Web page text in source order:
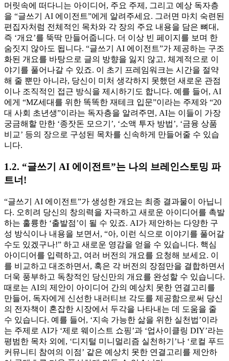
머릿속에 떠다니는 아이디어, 주요 주제, 그리고 예상 독자층
을 “글쓰기 AI 에이전트”에게 알려주세요. 그러면 마치 숙련된
편집자처럼 전체적인 목차와 각 장의 주요 내용을 담은 뼈대,
즉 ‘개요’를 뚝딱 만들어줍니다. 더 이상 빈 페이지를 보며 한
숨짓지 않아도 됩니다. “글쓰기 AI 에이전트”가 제공하는 구조
화된 개요를 바탕으로 글의 방향을 잃지 않고, 체계적으로 이
야기를 풀어나갈 수 있죠. 이 초기 프레임워크는 시간을 절약
해 줄 뿐만 아니라, 당신이 미처 생각하지 못했던 새로운 관점
이나 조직적인 접근 방식을 제시하기도 합니다. 예를 들어, AI
에게 “MZ세대를 위한 똑똑한 재테크 입문”이라는 주제와 “20
대 사회 초년생”이라는 독자층을 알려주면, AI는 이들이 가장
궁금해할 만한 ‘종잣돈 모으기’, ‘소액 투자 방법’, ‘금융 상품
비교’ 등의 장으로 구성된 목차를 신속하게 만들어줄 수 있습
니다.
1.2. “글쓰기 AI 에이전트”는 나의 브레인스토밍 파
트너!
“글쓰기 AI 에이전트”가 생성한 개요는 최종 결과물이 아닙니
다. 오히려 당신의 창의력을 자극하고 새로운 아이디어를 촉발
하는 훌륭한 ‘출발점’이 될 수 있죠. AI가 제안하는 다양한 구
성 방식이나 내용을 보면서, “아, 이런 식으로 이야기를 풀어갈
수도 있겠구나!” 하고 새로운 영감을 얻을 수 있습니다. 핵심
아이디어를 입력하고, 여러 버전의 개요를 요청해 보세요. 이
를 비교하고 대조하면서, 혹은 각 버전의 장점만을 결합하면서
더욱 풍부하고 독창적인 당신만의 개요를 완성할 수 있습니다.
때로는 AI의 제안이 아이디어 간의 예상치 못한 연결고리를
만들어, 독자에게 신선한 내러티브 각도를 제공함으로써 당신
의 전자책이 혼잡한 시장에서 두각을 나타내는 데 도움을 줄
수 있습니다. 예를 들어, ‘지속 가능한 삶을 위한 실천법’이라
는 주제로 AI가 ‘제로 웨이스트 쇼핑’과 ‘업사이클링 DIY’라는
평범한 목차 외에, ‘디지털 미니멀리즘 실천하기’나 ‘로컬 푸드
커뮤니티 참여의 이점’ 같은 예상치 못한 연결고리를 제안하